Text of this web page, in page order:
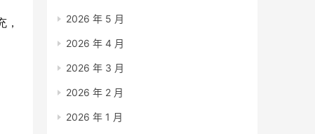
2026 年 5 月
2026 年 4 月
2026 年 3 月
2026 年 2 月
2026 年 1 月